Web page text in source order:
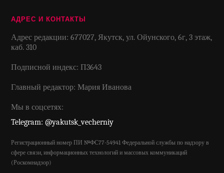
АДРЕС И КОНТАКТЫ
Адрес редакции: 677027, Якутск, ул. Ойунского, 6г, 3 этаж,
каб. 310
Подписной индекс: П3643
Главный редактор: Мария Иванова
Мы в соцсетях:
Telegram: @yakutsk_vecherniy
Регистрационный номер ПИ №ФС77-54941 Федеральной службы по надзору в
сфере связи, информационных технологий и массовых коммуникаций
(Роскомнадзор)